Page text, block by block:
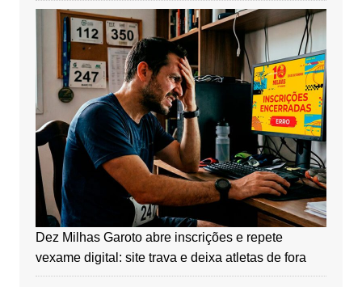
Dez Milhas Garoto abre inscrições e repete
vexame digital: site trava e deixa atletas de fora